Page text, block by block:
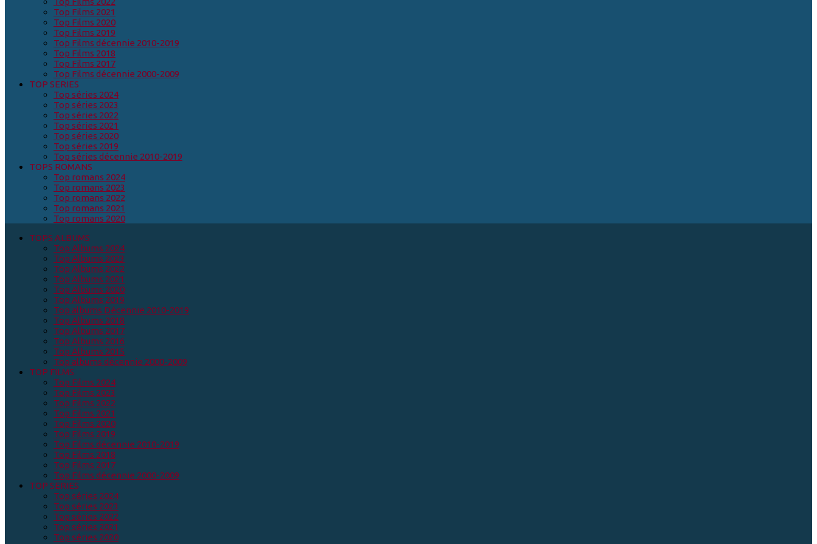
Top Films 2021
Top Films 2020
Top Films 2019
Top Films décennie 2010-2019
Top Films 2018
Top Films 2017
Top Films décennie 2000-2009
TOP SERIES
Top séries 2024
Top séries 2023
Top séries 2022
Top séries 2021
Top séries 2020
Top séries 2019
Top séries décennie 2010-2019
TOPS ROMANS
Top romans 2024
Top romans 2023
Top romans 2022
Top romans 2021
Top romans 2020
TOPS ALBUMS
Top Albums 2024
Top Albums 2023
Top Albums 2022
Top Albums 2021
Top Albums 2020
Top Albums 2019
Top albums Décennie 2010-2019
Top Albums 2018
Top Albums 2017
Top Albums 2016
Top Albums 2015
Top albums décennie 2000-2009
TOP FILMS
Top Films 2024
Top Films 2023
Top Films 2022
Top Films 2021
Top Films 2020
Top Films 2019
Top Films décennie 2010-2019
Top Films 2018
Top Films 2017
Top Films décennie 2000-2009
TOP SERIES
Top séries 2024
Top séries 2023
Top séries 2022
Top séries 2021
Top séries 2020